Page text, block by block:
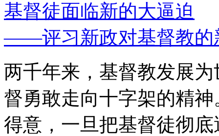
基督徒面临新的大逼迫
——评习新政对基督教的
两千年来，基督教发展
督勇敢走向十字架的精
得意，一旦把基督徒彻